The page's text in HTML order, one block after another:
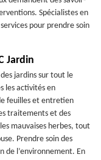
Spécialistes en
pour prendre soin
Jardin
des jardins sur tout le
les activités en
feuilles et entretien
traitements et des
mauvaises herbes, tout
Prendre soin des
de l’environnement. En